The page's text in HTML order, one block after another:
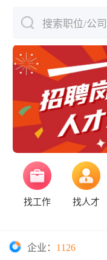
搜索职位/公司
找工作 找人才
企业： 1126